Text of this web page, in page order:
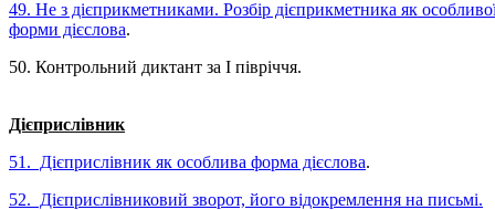
49. Не з дієприкметниками. Розбір дієприкметника як
форми дієслова.
50. Контрольний диктант за І півріччя.
Дієприслівник
51. Дієприслівник як особлива форма дієслова.
52. Дієприслівниковий зворот, його відокремлення на письмі.